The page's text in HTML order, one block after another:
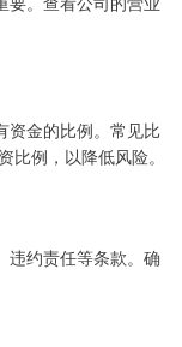
资金的比例。常见比
例，以降低风险。
违约责任等条款。确